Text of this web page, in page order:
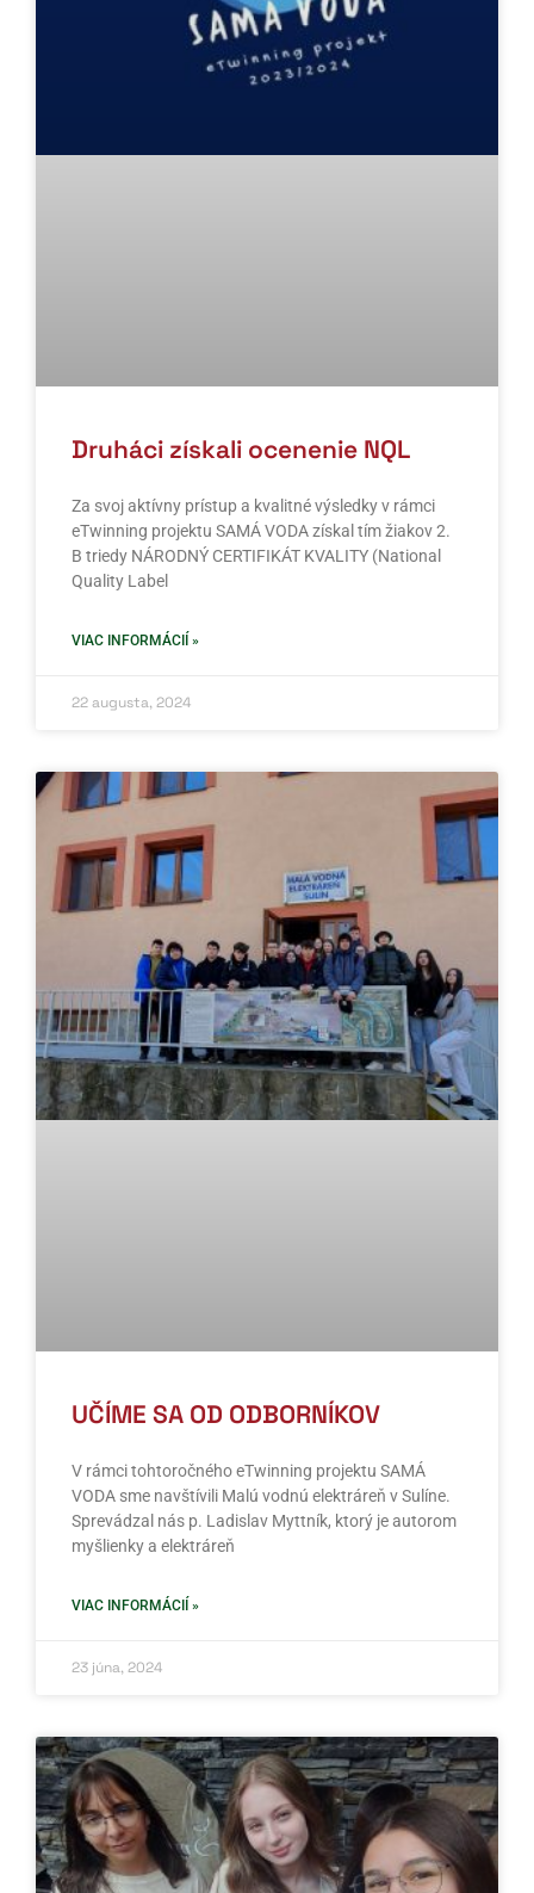
Druháci získali ocenenie NQL
Za svoj aktívny prístup a kvalitné výsledky v rámci
eTwinning projektu SAMÁ VODA získal tím žiakov 2.
B triedy NÁRODNÝ CERTIFIKÁT KVALITY (National
Quality Label
VIAC INFORMÁCIÍ »
22 augusta, 2024
UČÍME SA OD ODBORNÍKOV
V rámci tohtoročného eTwinning projektu SAMÁ
VODA sme navštívili Malú vodnú elektráreň v Sulíne.
Sprevádzal nás p. Ladislav Myttník, ktorý je autorom
myšlienky a elektráreň
VIAC INFORMÁCIÍ »
23 júna, 2024